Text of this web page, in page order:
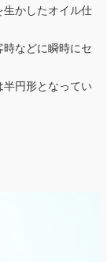
かしたオイル仕
などに瞬時にセ
円形となってい